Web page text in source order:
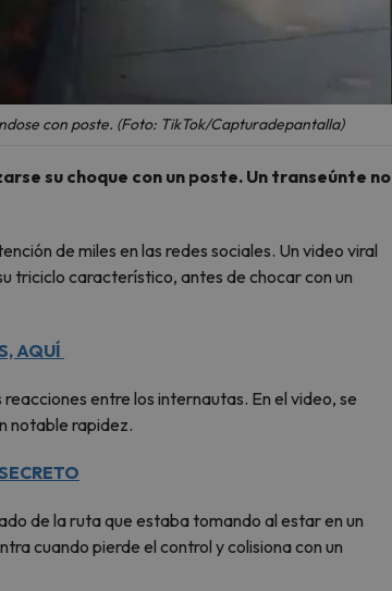
con poste. (Foto: TikTok/Capturadepantalla)
su choque con un poste. Un transeúnte no
de miles en las redes sociales. Un video viral
triciclo característico, antes de chocar con un
AQUÍ
entre los internautas. En el video, se
notable rapidez.
de la ruta que estaba tomando al estar en un
cuando pierde el control y colisiona con un